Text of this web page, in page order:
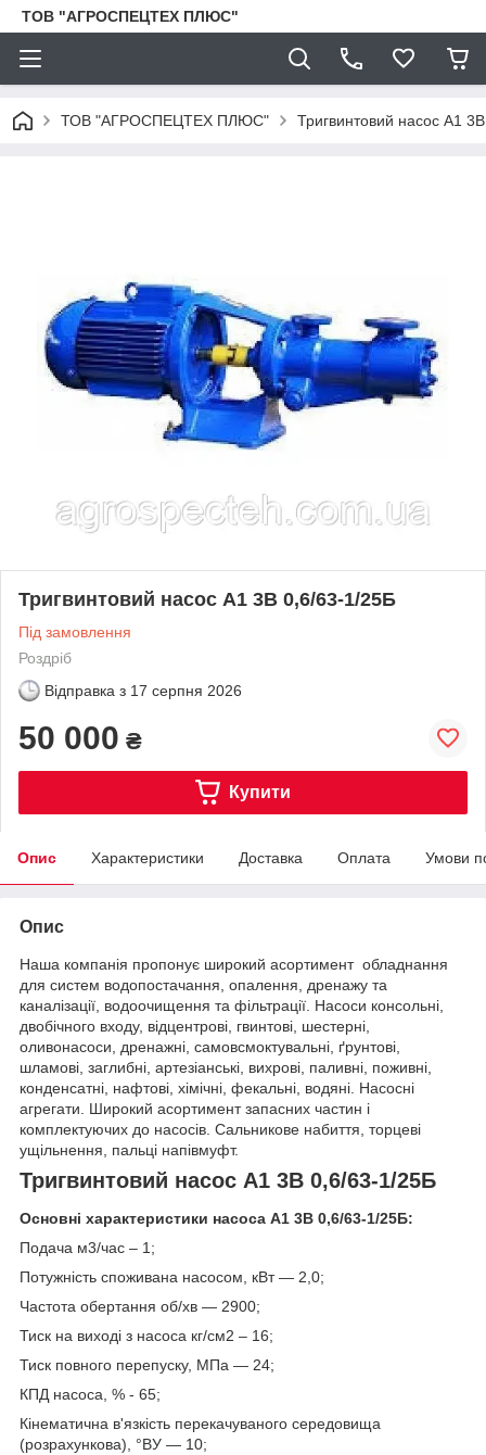
ТОВ "АГРОСПЕЦТЕХ ПЛЮС"
ТОВ "АГРОСПЕЦТЕХ ПЛЮС" Тригвинтовий насос А1
Тригвинтовий насос А1 3В 0,6/63-1/25Б
Під замовлення
Роздріб
Відправка з 17 серпня 2026
50 000 ₴
Купити
Опис Характеристики Доставка Оплата Умови
Опис
Наша компанія пропонує широкий асортимент обладнання
для систем водопостачання, опалення, дренажу та
каналізації, водоочищення та фільтрації. Насоси консольні,
двобічного входу, відцентрові, гвинтові, шестерні,
оливонасоси, дренажні, самовсмоктувальні, ґрунтові,
шламові, заглибні, артезіанські, вихрові, паливні, поживні,
конденсатні, нафтові, хімічні, фекальні, водяні. Насосні
агрегати. Широкий асортимент запасних частин і
комплектуючих до насосів. Сальникове набиття, торцеві
ущільнення, пальці напівмуфт.
Тригвинтовий насос А1 3В 0,6/63-1/25Б
Основні характеристики насоса А1 3В 0,6/63-1/25Б:
Подача м3/час – 1;
Потужність споживана насосом, кВт — 2,0;
Частота обертання об/хв — 2900;
Тиск на виході з насоса кг/см2 – 16;
Тиск повного перепуску, МПа — 24;
КПД насоса, % - 65;
Кінематична в'язкість перекачуваного середовища
(розрахункова), °BУ — 10;